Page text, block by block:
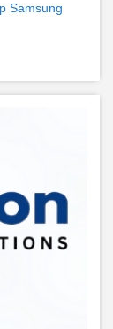
Samsung